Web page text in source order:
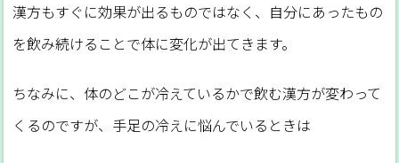
漢方もすぐに効果が出るものではなく、自分にあったもの
を飲み続けることで体に変化が出てきます。
ちなみに、体のどこが冷えているかで飲む漢方が変わって
くるのですが、手足の冷えに悩んでいるときは